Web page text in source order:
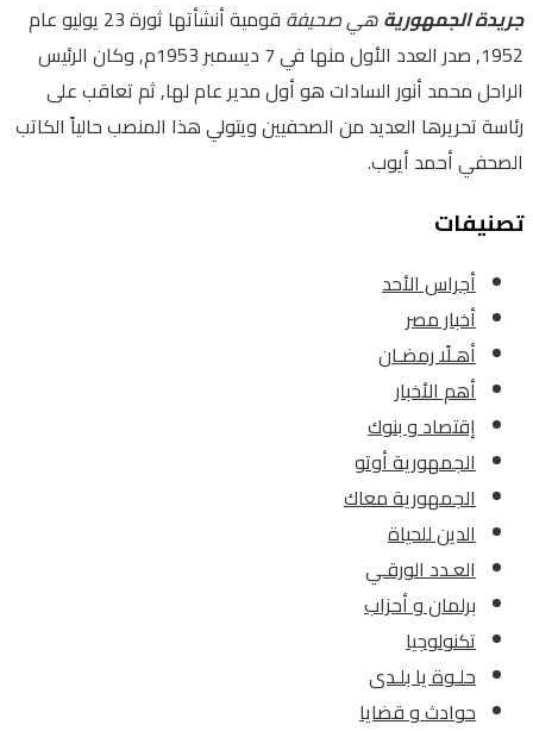
جريدة الجمهوريةهي صحيفة
قومية أنشأتها ثورة 23 يوليو عام
1952, صدر العدد الأول منها في 7 ديسمبر 1953م, وكان الرئيس
الراحل محمد أنور السادات هو أول مدير عام لها, ثم تعاقب على
رئاسة تحريرها العديد من الصحفيين ويتولي هذا المنصب حالياً الكاتب
الصحفي أحمد أيوب.
تصنيفات
أجراس الأحد
أخبار مصر
أهـلًا رمضـان
أهم الأخبار
إقتصاد و بنوك
الجمهورية أوتو
الجمهورية معاك
الدين للحياة
العـدد الورقـي
برلمان و أحزاب
تكنولوجيا
حلـوة يا بلـدى
حوادث و قضايا